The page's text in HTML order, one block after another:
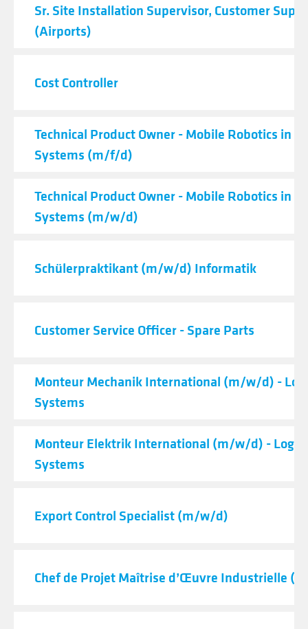
Sr. Site Installation Supervisor, Customer
(Airports)
Cost Controller
Technical Product Owner - Mobile Robotics in
Systems (m/f/d)
Technical Product Owner - Mobile Robotics in
Systems (m/w/d)
Schülerpraktikant (m/w/d) Informatik
Customer Service Officer - Spare Parts
Monteur Mechanik International (m/w/d) -
Systems
Monteur Elektrik International (m/w/d) -
Systems
Export Control Specialist (m/w/d)
Chef de Projet Maîtrise d’Œuvre Industrielle